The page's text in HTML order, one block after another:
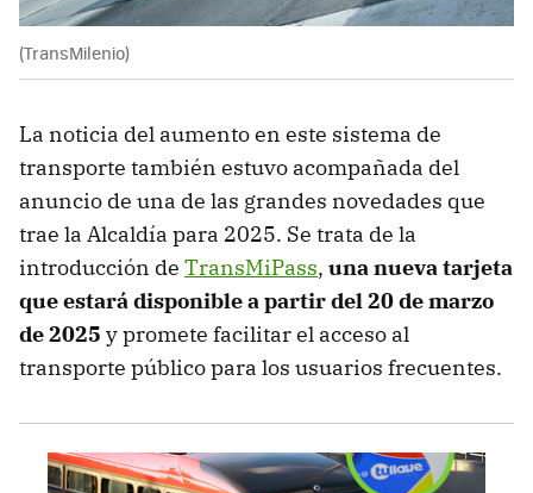
(TransMilenio)
La noticia del aumento en este sistema de
transporte también estuvo acompañada del
anuncio de una de las grandes novedades que
trae la Alcaldía para 2025. Se trata de la
introducción de TransMiPass, una nueva tarjeta
que estará disponible a partir del 20 de marzo
de 2025 y promete facilitar el acceso al
transporte público para los usuarios frecuentes.